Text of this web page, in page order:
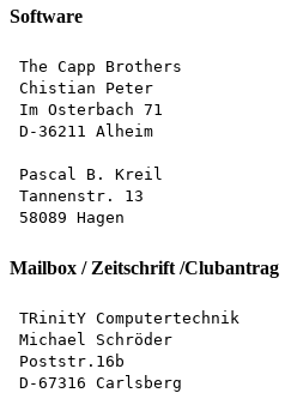
Software
The Capp Brothers
Chistian Peter
Im Osterbach 71
D-36211 Alheim
Pascal B. Kreil
Tannenstr. 13
Mailbox / Zeitschrift /Clubantrag
TRinitY Computertechnik
Michael Schröder
Poststr.16b